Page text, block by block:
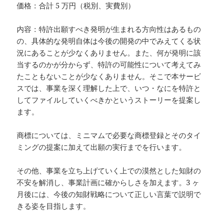
価格：合計 5 万円（税別、実費別）
内容：特許出願すべき発明が生まれる方向性はあるもの
の、具体的な発明自体は今後の開発の中でみえてくる状
況にあることが少なくありません。また、何が発明に該
当するのかが分からず、特許の可能性について考えてみ
たこともないことが少なくありません。そこで本サービ
スでは、事業を深く理解した上で、いつ・なにを特許と
してファイルしていくべきかというストーリーを提案し
ます。
商標については、ミニマムで必要な商標登録とそのタイ
ミングの提案に加えて出願の実行までを行います。
その他、事業を立ち上げていく上での漠然とした知財の
不安を解消し、事業計画に確からしさを加えます。3 ヶ
月後には、今後の知財戦略について正しい言葉で説明で
きる姿を目指します。